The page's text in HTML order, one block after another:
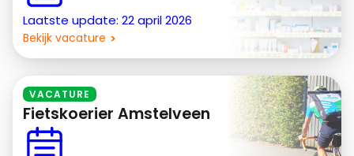
Laatste update: 22 april 2026
Bekijk vacature
VACATURE
Fietskoerier Amstelveen